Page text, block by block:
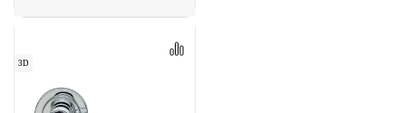
3D